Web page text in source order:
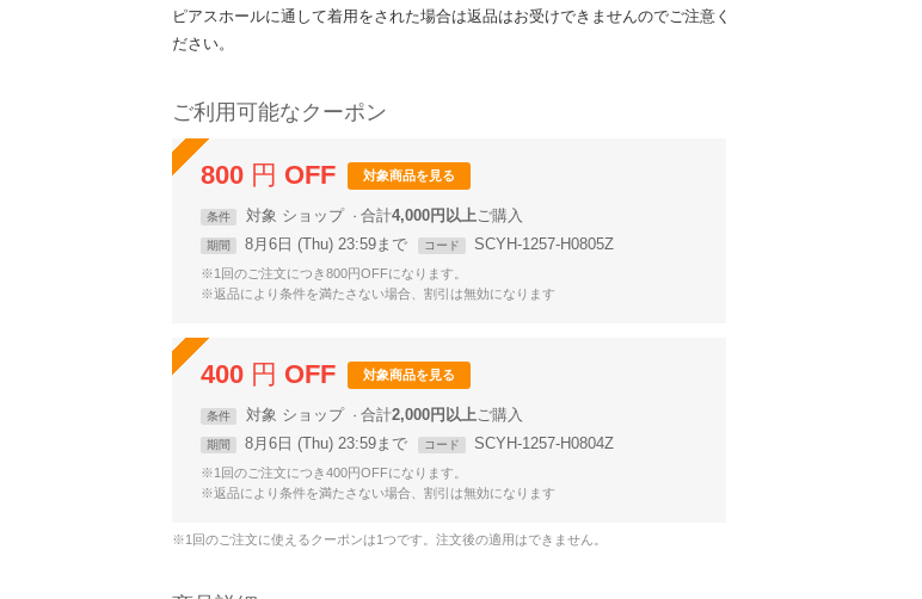
ピアスホールに通して着用をされた場合は返品はお受けできませんのでご注意く
ださい。
ご利用可能なクーポン
800 円 OFF 対象商品を見る
条件 対象 ショップ 合計4,000円以上
期間 8月6日 (Thu) 23:59まで コード SCYH-1257-H0805Z
※1回のご注文につき800円OFFになります。
※返品により条件を満たさない場合、割引は無効になります
400 円 OFF 対象商品を見る
条件 対象 ショップ 合計2,000円以上
期間 8月6日 (Thu) 23:59まで コード SCYH-1257-H0804Z
※1回のご注文につき400円OFFになります。
※返品により条件を満たさない場合、割引は無効になります
※1回のご注文に使えるクーポンは1つです。注文後の適用はできません。